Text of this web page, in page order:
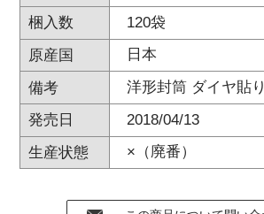
梱入数
120袋
原産国
日本
備考
洋形封筒 ダイヤ貼り
発売日
2018/04/13
生産状態
×（廃番）